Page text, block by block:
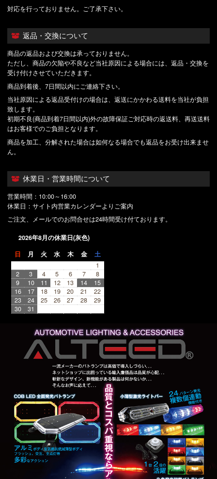
対応を行っておりません。ご了承下さい。
返品・交換について
商品の返品および交換は承っておりません。
ただし、商品の欠陥や不良など当社原因による場合には、返品・交換を
受け付けさせていただきます。
商品到着後、7日間以内にご連絡下さい。
当社原因による返品受付けの場合は、返送にかかわる送料を当社が負担
致します。
初期不良(商品到着7日間以内)外の故障保証ご対応時の返送料、再送送料
はお客様でのご負担となります。
商品を加工、分解された場合は如何なる場合でも返品をお受け出来ませ
ん。
休業日・営業時間について
営業時間：10:00～16:00
休業日：サイト内営業カレンダーよりご案内
ご注文、メールでのお問合せは24時間受け付ております。
2026年8月の休業日(灰色)
日 月 火 水 木 金 土
1
2
3 4 5 6 7
8
9
10 11 12 13 14
15
16
17 18 19 20 21
22
23
24 25 26 27 28
29
30
31